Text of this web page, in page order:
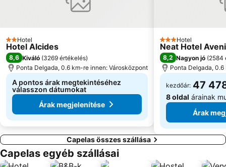
2 Kategória
Hotel
Hotel Alcides
8,6 Kiváló (3269 értékelés)
Ponta Delgada, 0.6 km-re innen: Városközpont
A pontos árak megtekintéséhez
válasszon dátumokat
Árak megjelenítése
3 Kategória
Hotel
Neat Hotel
8,2 Nagyon jó (2584
Ponta Delgada,
kezdőár: 47
8 oldal árainak
Árak
Capelas összes szállása
Capelas egyéb szállásai